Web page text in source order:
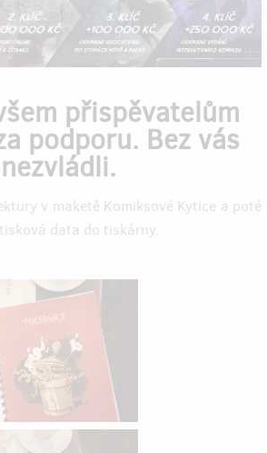
přispěvatelům
podporu. Bez vás
v maketě Komiksové Kytice a poté
data do tiskárny.